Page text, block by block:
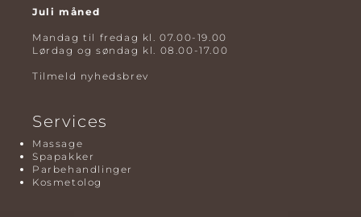
Juli måned
Mandag til fredag kl. 07.00-19.00
Lørdag og søndag kl. 08.00-17.00
Tilmeld nyhedsbrev
Services
Massage
Spapakker
Parbehandlinger
Kosmetolog